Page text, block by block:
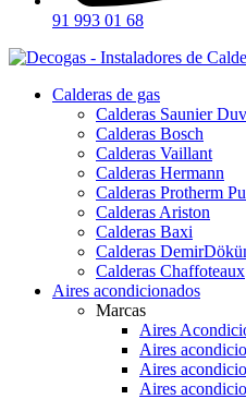
91 993 01 68
Calderas de gas
Calderas Saunier
Calderas Bosch
Calderas Vaillant
Calderas Hermann
Calderas Protherm
Calderas Ariston
Calderas Baxi
Calderas
Calderas Chaffoteaux
Aires acondicionados
Marcas
Aires
Aires
Aires
Aires